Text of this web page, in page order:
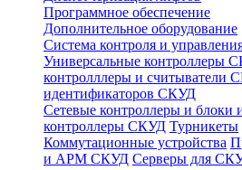
Программное обеспечение
Дополнительное оборудование
Система контроля и
Универсальные контроллеры
контролллеры и считыватели
идентификаторов СКУД
Сетевые контроллеры и блоки
контроллеры СКУД Турникеты
Коммутационные устройства
и АРМ СКУД Серверы для